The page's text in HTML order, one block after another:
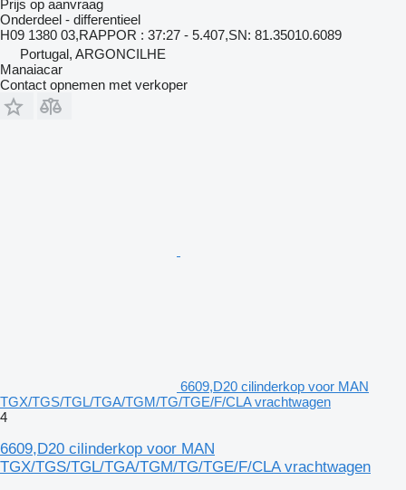
Prijs op aanvraag
Onderdeel - differentieel
H09 1380 03,RAPPOR : 37:27 - 5.407,SN: 81.35010.6089
Portugal, ARGONCILHE
Manaiacar
Contact opnemen met verkoper
6609,D20 cilinderkop voor MAN
TGX/TGS/TGL/TGA/TGM/TG/TGE/F/CLA vrachtwagen
4
6609,D20 cilinderkop voor MAN
TGX/TGS/TGL/TGA/TGM/TG/TGE/F/CLA vrachtwagen